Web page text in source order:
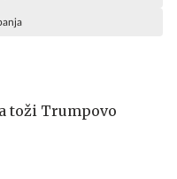
toži Trumpovo